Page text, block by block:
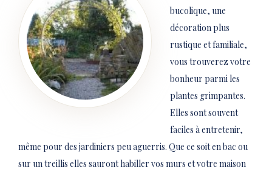
bucolique, une
décoration plus
rustique et familiale,
vous trouverez votre
bonheur parmi les
plantes grimpantes.
Elles sont souvent
faciles à entretenir,
même pour des jardiniers peu aguerris. Que ce soit en bac ou
sur un treillis elles sauront habiller vos murs et votre maison